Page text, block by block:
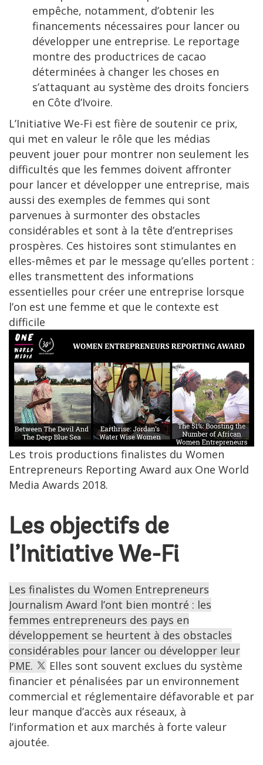
empêche, notamment, d’obtenir les
financements nécessaires pour lancer ou
développer une entreprise. Le reportage
montre des productrices de cacao
déterminées à changer les choses en
s’attaquant au système des droits fonciers
en Côte d’Ivoire.
L’Initiative We-Fi est fière de soutenir ce prix,
qui met en valeur le rôle que les médias
peuvent jouer pour montrer non seulement les
difficultés que les femmes doivent affronter
pour lancer et développer une entreprise, mais
aussi des exemples de femmes qui sont
parvenues à surmonter des obstacles
considérables et sont à la tête d’entreprises
prospères. Ces histoires sont stimulantes en
elles-mêmes et par le message qu’elles portent :
elles transmettent des informations
essentielles pour créer une entreprise lorsque
l’on est une femme et que le contexte est
difficile
Les trois productions finalistes du Women
Entrepreneurs Reporting Award aux One World
Media Awards 2018.
Les objectifs de
l’Initiative We-Fi
Les finalistes du Women Entrepreneurs
Journalism Award l’ont bien montré : les
femmes entrepreneurs des pays en
développement se heurtent à des obstacles
considérables pour lancer ou développer leur
PME.
Elles sont souvent exclues du système
financier et pénalisées par un environnement
commercial et réglementaire défavorable et par
leur manque d’accès aux réseaux, à
l’information et aux marchés à forte valeur
ajoutée.